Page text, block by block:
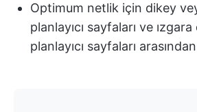
Optimum netlik için dikey
planlayıcı sayfaları ve
planlayıcı sayfaları